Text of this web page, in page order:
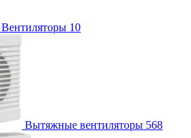
Вентиляторы 10
Вытяжные вентиляторы 568